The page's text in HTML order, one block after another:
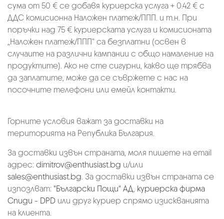
сума от 50 € се добавя куриерска услуга + 0.42 € с
ДДС комисионна Наложен платеж/ППП. и т.н. При
поръчки над 75 € куриерската услуга и комисионата
„Наложен платеж/ППП“ са безплатни (освен в
случаите на различни кампании с общо намаление на
продуктите). Ако не сте сигурни, какво ще трябва
да заплатите, може да се съвржете с нас на
посочните телефони или емейл контакти.
Горните условия важат за доставки на
територията на Република България.
За доставки извън страната, моля пишете на email
адрес: dimitrov@enthusiast.bg и/или
sales@enthusiast.bg. За доставки извън страната се
изпозлват: "Български Пощи" АД, куриерска фирма
Спиди - DPD или друг куриер спрямо изискванията
на клиента.